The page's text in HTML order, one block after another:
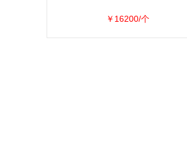
￥16200/个